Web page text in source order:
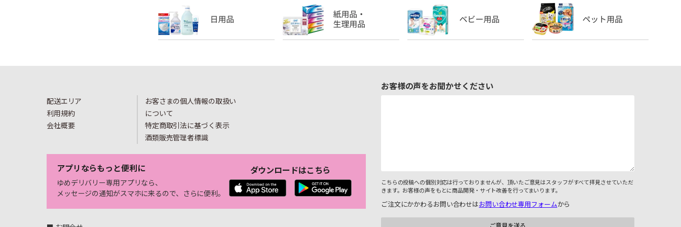
配送エリア
利用規約
会社概要
お客さまの個人情報の取扱い
について
特定商取引法に基づく表示
酒類販売管理者標識
アプリならもっと便利に
ゆめデリバリー専用アプリなら、
メッセージの通知がスマホに来るので、さらに便利。
ダウンロードはこちら
お客様の声をお聞かせください
こちらの投稿への個別対応は行っておりませんが、頂いたご意見はスタッフがすべて拝見させていただ
きます。お客様の声をもとに商品開発・サイト改善を行ってまいります。
ご注文にかかわるお問い合わせはお問い合わせ専用フォームから